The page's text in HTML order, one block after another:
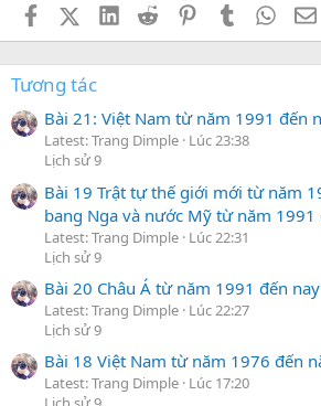
FacebookX (Twitter)
LinkedIn
Reddit PinterestTumblr
Tương tác
Bài 21: Việt Nam từ năm 1991 đến
Latest: Trang Dimple Lúc 23:38
Lịch sử 9
Bài 19 Trật tự thế giới mới từ năm
bang Nga và nước Mỹ từ năm 1991
Latest: Trang Dimple Lúc 22:31
Lịch sử 9
Bài 20 Châu Á từ năm 1991 đến nay
Latest: Trang Dimple Lúc 22:27
Lịch sử 9
Bài 18 Việt Nam từ năm 1976 đến
Latest: Trang Dimple Lúc 17:20